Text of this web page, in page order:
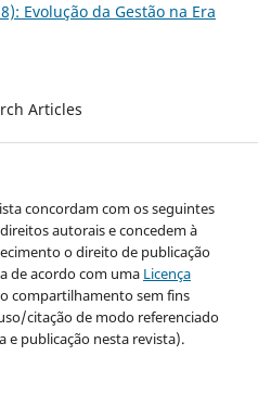
Evolução da Gestão na Era
Articles
concordam com os seguintes
autorais e concedem à
o direito de publicação
de acordo com uma Licença
compartilhamento sem fins
citação de modo referenciado
e publicação nesta revista).